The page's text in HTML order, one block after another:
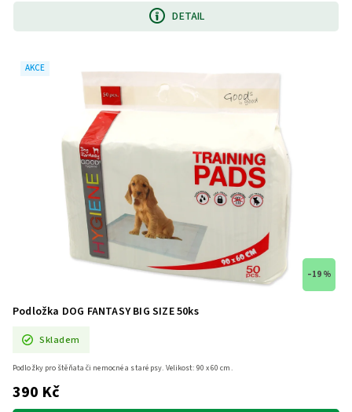
DETAIL
AKCE
–19 %
Podložka DOG FANTASY BIG SIZE 50ks
Skladem
390 Kč
Podložky pro štěňata či nemocné a staré psy. Velikost: 90 x 60 cm.